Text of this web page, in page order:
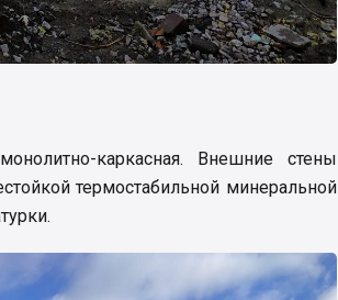
каркасная. Внешние стены
термостабильной минеральной